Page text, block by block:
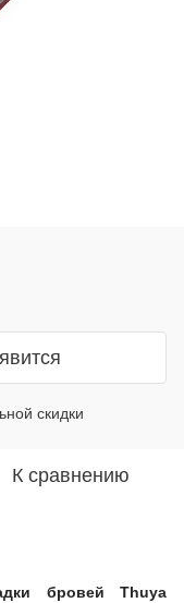
скидки
К сравнению
бровей Thuya